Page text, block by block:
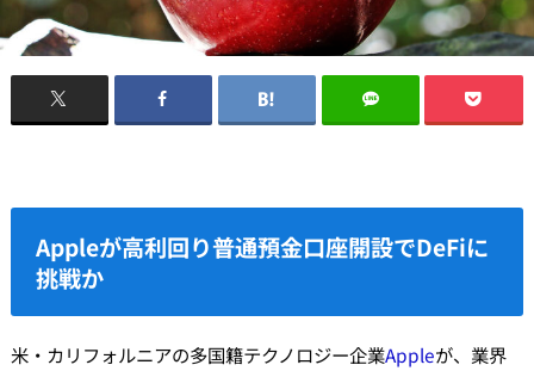
Appleが高利回り普通預金口座開設でDeFiに
挑戦か
米・カリフォルニアの多国籍テクノロジー企業Appleが、業界